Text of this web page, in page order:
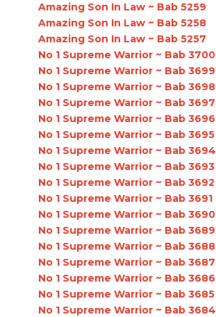
Amazing Son In Law ~ Bab 5259
Amazing Son In Law ~ Bab 5258
Amazing Son In Law ~ Bab 5257
No 1 Supreme Warrior ~ Bab 3700
No 1 Supreme Warrior ~ Bab 3699
No 1 Supreme Warrior ~ Bab 3698
No 1 Supreme Warrior ~ Bab 3697
No 1 Supreme Warrior ~ Bab 3696
No 1 Supreme Warrior ~ Bab 3695
No 1 Supreme Warrior ~ Bab 3694
No 1 Supreme Warrior ~ Bab 3693
No 1 Supreme Warrior ~ Bab 3692
No 1 Supreme Warrior ~ Bab 3691
No 1 Supreme Warrior ~ Bab 3690
No 1 Supreme Warrior ~ Bab 3689
No 1 Supreme Warrior ~ Bab 3688
No 1 Supreme Warrior ~ Bab 3687
No 1 Supreme Warrior ~ Bab 3686
No 1 Supreme Warrior ~ Bab 3685
No 1 Supreme Warrior ~ Bab 3684